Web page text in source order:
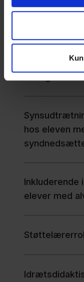
Når eleven
Fokus på
hos eleven
elever med